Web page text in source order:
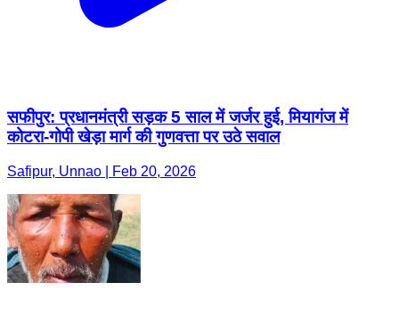
सफीपुर: प्रधानमंत्री सड़क 5 साल में जर्जर हुई, मियागंज में
कोटरा-गोपी खेड़ा मार्ग की गुणवत्ता पर उठे सवाल
Safipur, Unnao | Feb 20, 2026